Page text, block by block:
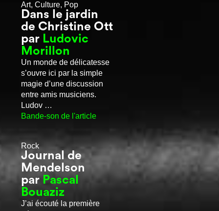
Art, Culture, Pop
Dans le jardin
de Christine Ott
par Ludovic
Morillon
Un monde de délicatesse
s’ouvre ici par la simple
magie d’une discussion
entre amis musiciens.
Ludov …
Bande-son de l'article
Rock
Journal de
Mendelson
par Pascal
Bouaziz
J’ai écouté la première